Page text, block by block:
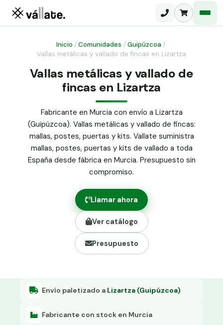
Malla ganadera
Malla simple torsión
Malla triple torsión
Panel malla H.
Puerta abatible dos hojas
Puerta acceso peatonal
Poste malla Hércules
Poste malla simple torsión
Alambre de espino galvanizado
Abrazadera PVC malla H.
Grapa malla H.
Grapadora
Tensor galvanizado
Inicio /Comunidades / Guipúzcoa /
Vallas metálicas y vallado de fincas en Lizartza
Vallas metálicas y vallado de
fincas en Lizartza
Fabricante en Murcia con envío a Lizartza
(Guipúzcoa). Vallas metálicas y vallado de fincas:
mallas, postes, puertas y kits. Vallate suministra
mallas, postes, puertas y kits de vallado a toda
España desde fábrica en Murcia. Presupuesto sin
compromiso.
Llamar ahora
Ver catálogo
Presupuesto
Envío paletizado a Lizartza (Guipúzcoa)
Fabricante con stock en Murcia